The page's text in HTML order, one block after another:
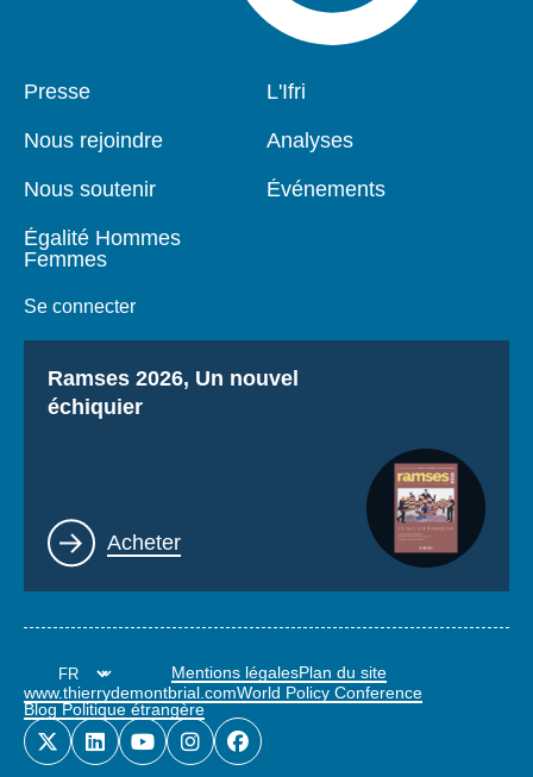
Pied
Presse
Nous rejoindre
Nous soutenir
Égalité Hommes
Femmes
Se connecter
Navigation
L'Ifri
Analyses
Événements
Titre
Ramses 2026, Un nouvel
échiquier
Lien
Acheter
Mentions légalesPlan du site
www.thierrydemontbrial.comWorld Policy Conference
Blog Politique étrangère